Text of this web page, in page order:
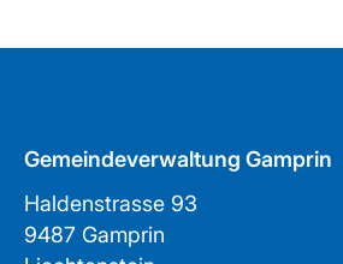
Gemeindeverwaltung Gamprin
Haldenstrasse 93
9487 Gamprin